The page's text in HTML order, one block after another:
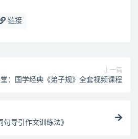
链接
上一篇
：国学经典《弟子规》全套视频课程
导引作文训练法》